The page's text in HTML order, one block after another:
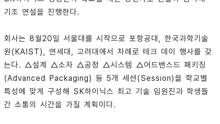
기조 연설을 진행한다.
회사는 8월20일 서울대를 시작으로 포항공대, 한국과학기술
원(KAIST), 연세대, 고려대에서 차례로 테크 데이 행사를 갖
는다. △설계 △소자 △공정 △시스템 △어드밴스드 패키징
(Advanced Packaging) 등 5개 세션(Session)을 학교별
특성에 맞게 구성해 SK하이닉스 최고 기술 임원진과 학생들
간 소통의 시간을 가질 계획이다.